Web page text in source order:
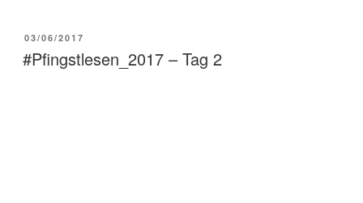
VERÖFFENTLICHT
AM
03/06/2017
#Pfingstlesen_2017 – Tag 2